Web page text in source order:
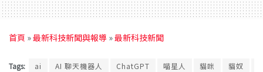
首頁 »最新科技新聞與報導 »最新科技新聞
Tags: ai AI 聊天機器人 ChatGPT 喵星人 貓咪 貓奴